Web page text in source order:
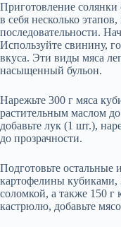
Приготовление
в себя несколько
последовательности.
Используйте свинину,
вкуса. Эти виды мяса
насыщенный бульон.
Нарежьте 300 г мяса
растительным маслом
добавьте лук (1 шт.),
до прозрачности.
Подготовьте остальные
картофелины
соломкой, а также 150
кастрюлю, добавьте